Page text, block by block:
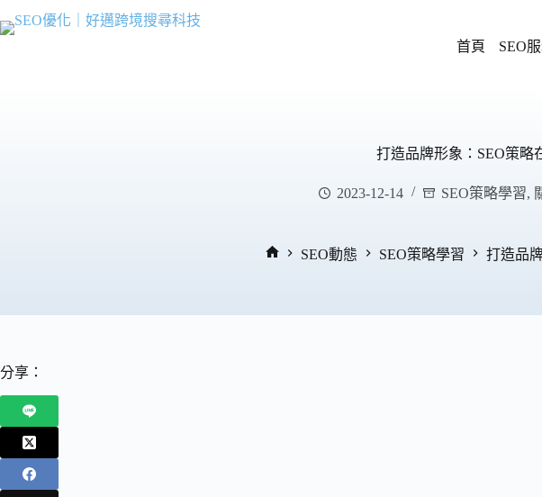
至
首頁 SEO
打造品牌形象：SEO策略
2023-12-14 SEO策略學習,
SEO動態 SEO策略學習 打造品
分享：